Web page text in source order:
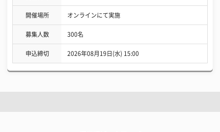
開催場所 オンラインにて実施
募集人数 300名
申込締切 2026年08月19日(水) 15:00